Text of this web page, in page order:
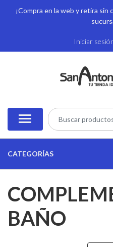
¡Compra en la web y retira
Iniciar
CATEGORÍAS
BAÑO